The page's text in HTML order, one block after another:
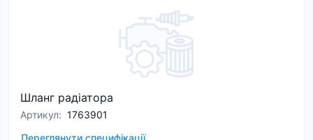
Шланг радіатора
Артикул: 1763901
Переглянути специфікації